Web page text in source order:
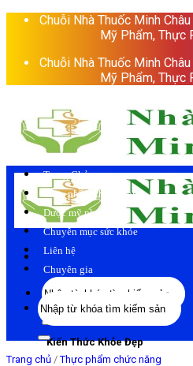
Skip
Chuỗi Nhà Thuốc Minh
Mỹ Phẩm, Thực
Chuỗi Nhà Thuốc Minh
Mỹ Phẩm, Thực
Tìm
kiếm:
Kiến Thức Khỏe Đẹp
Trang Chủ
Thực phẩm chức năng
Dược mỹ phẩm
Chuyên mục sức khỏe
Liên hệ
Chuyên gia
Tìm
kiếm:
Trang chủ / Thực phẩm chức năng